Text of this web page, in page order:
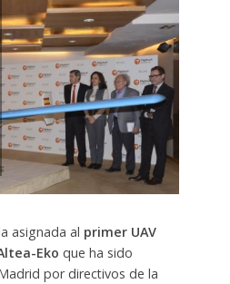
asignada al primer UAV
Eko que ha sido
por directivos de la